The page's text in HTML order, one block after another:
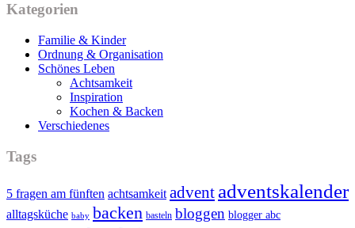
Kategorien
Familie & Kinder
Ordnung & Organisation
Schönes Leben
Achtsamkeit
Inspiration
Kochen & Backen
Verschiedenes
Tags
5 fragen am fünften achtsamkeit advent adventskalender
alltagsküche baby backen basteln bloggen blogger abc